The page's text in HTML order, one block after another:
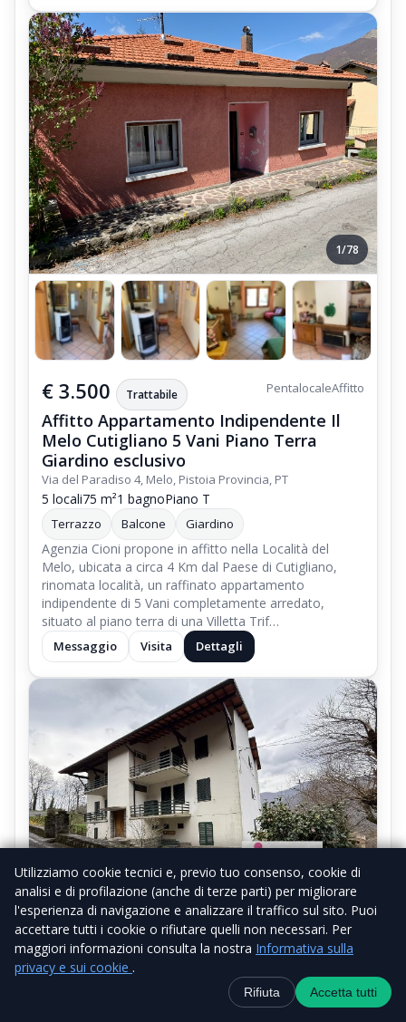
1/78
€ 3.500 Trattabile PentalocaleAffitto
Affitto Appartamento Indipendente Il
Melo Cutigliano 5 Vani Piano Terra
Giardino esclusivo
Via del Paradiso 4, Melo, Pistoia Provincia, PT
5 locali75 m²1 bagnoPiano T
Terrazzo Balcone Giardino
Agenzia Cioni propone in affitto nella Località del
Melo, ubicata a circa 4 Km dal Paese di Cutigliano,
rinomata località, un raffinato appartamento
indipendente di 5 Vani completamente arredato,
situato al piano terra di una Villetta Trif…
Messaggio Visita Dettagli
1/113
Utilizziamo cookie tecnici e, previo tuo consenso, cookie di
analisi e di profilazione (anche di terze parti) per migliorare
l'esperienza di navigazione e analizzare il traffico sul sito. Puoi
accettare tutti i cookie o rifiutare quelli non necessari. Per
maggiori informazioni consulta la nostra Informativa sulla
privacy e sui cookie .
Rifiuta Accetta tutti
WhatsApp Canale